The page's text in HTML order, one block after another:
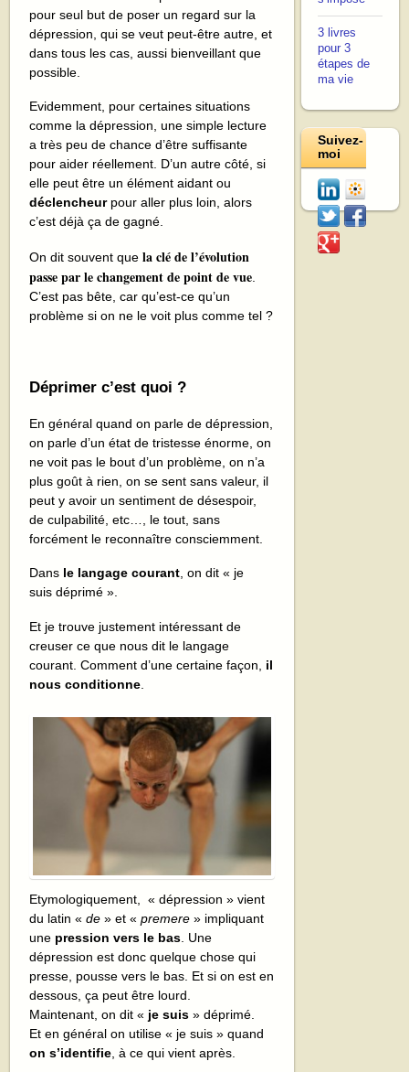
pour seul but de poser un regard sur la
dépression, qui se veut peut-être autre, et
dans tous les cas, aussi bienveillant que
possible.
Evidemment, pour certaines situations
comme la dépression, une simple lecture
a très peu de chance d’être suffisante
pour aider réellement. D’un autre côté, si
elle peut être un élément aidant ou
déclencheurpour aller plus loin, alors
c’est déjà ça de gagné.
On dit souvent quela clé de l’évolution
passe par le changement de point de vue.
C’est pas bête, car qu’est-ce qu’un
problème si on ne le voit plus comme tel ?
Déprimer c’est quoi ?
En général quand on parle de dépression,
on parle d’un état de tristesse énorme, on
ne voit pas le bout d’un problème, on n’a
plus goût à rien, on se sent sans valeur, il
peut y avoir un sentiment de désespoir,
de culpabilité, etc…, le tout, sans
forcément le reconnaître consciemment.
Dans le langage courant, on dit « je
suis déprimé ».
Et je trouve justement intéressant de
creuser ce que nous dit le langage
courant. Comment d’une certaine façon, il
nous conditionne.
Etymologiquement, « dépression » vient
du latin «de » et «premere » impliquant
une pression vers le bas . Une
dépression est donc quelque chose qui
presse, pousse vers le bas. Et si on est en
dessous, ça peut être lourd.
Maintenant, on dit « je suis » déprimé.
Et en général on utilise « je suis » quand
on s’identifie , à ce qui vient après.
3 livres
pour 3
étapes de
ma vie
Suivez-
moi